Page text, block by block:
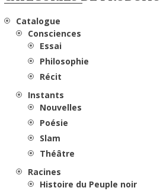
Catalogue
Consciences
Essai
Philosophie
Récit
Instants
Nouvelles
Poésie
Slam
Théâtre
Racines
Histoire du Peuple noir